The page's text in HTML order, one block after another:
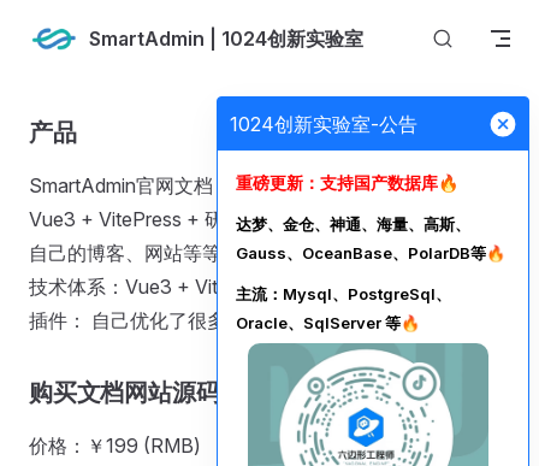
1024创新实验室-公告
重磅更新：支持国产数据库🔥
达梦、金仓、神通、海量、高斯、
Gauss、OceanBase、PolarDB等🔥
主流：Mysql、PostgreSql、
Oracle、SqlServer 等🔥
Skip to contentSmartAdmin | 1024创新实验室
产品
SmartAdmin官网文档 (即：smartadmin.vip网站)使用
Vue3 + VitePress + 研发VitePress插件 实现，可以用于
自己的博客、网站等等
技术体系：Vue3 + VitePress
插件： 自己优化了很多 VitePress 插件
购买文档网站源码
价格：￥199 (RMB)